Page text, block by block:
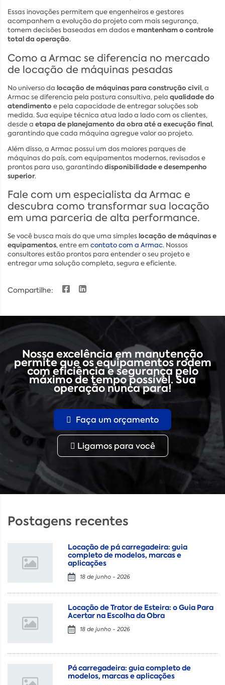
Essas inovações permitem que engenheiros e gestores
acompanhem a evolução do projeto com mais segurança,
tomem decisões baseadas em dados emantenham o controle
total da operação.
Como a Armac se diferencia no mercado
de locação de máquinas pesadas
No universo da locação de máquinas para construção civil, a
Armac se diferencia pela postura consultiva, pela qualidade do
atendimento e pela capacidade de entregar soluções sob
medida. Sua equipe técnica atua lado a lado com os clientes,
desde a etapa de planejamento da obra até a execução final,
garantindo que cada máquina agregue valor ao projeto.
Além disso, a Armac possui um dos maiores parques de
máquinas do país, com equipamentos modernos, revisados e
prontos para uso, garantindodisponibilidade e desempenho
superior.
Fale com um especialista da Armac e
descubra como transformar sua locação
em uma parceria de alta performance.
Se você busca mais do que uma simpleslocação de máquinas e
equipamentos, entre em contato com a Armac. Nossos
consultores estão prontos para entender o seu projeto e
entregar uma solução completa, segura e eficiente.
Compartilhe:
Nossa excelência em manutenção
permite que os equipamentos rodem
com eficiência e segurança pelo
máximo de tempo possível. Sua
operação nunca para!
Faça um orçamento
Ligamos para você
Postagens recentes
Locação de pá carregadeira: guia
completo de modelos, marcas e
aplicações
18 de junho - 2026
Locação de Trator de Esteira: o Guia Para
Acertar na Escolha da Obra
18 de junho - 2026
Pá carregadeira: guia completo de
modelos, marcas e aplicações